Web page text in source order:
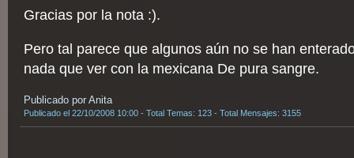
Gracias por la nota :).
Pero tal parece que algunos aún no se han
nada que ver con la mexicana De pura sangre.
Publicado por Anita
Publicado el 22/10/2008 10:00 - Total Temas: 123 - Total Mensajes: 3155